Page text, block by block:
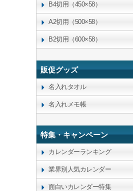
B4切用（450×58）
A2切用（500×58）
B2切用（600×58）
販促グッズ
名入れタオル
名入れメモ帳
特集・キャンペーン
カレンダーランキング
業界別人気カレンダー
面白いカレンダー特集